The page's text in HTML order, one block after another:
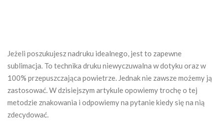
Jeżeli poszukujesz nadruku idealnego, jest to zapewne
sublimacja. To technika druku niewyczuwalna w dotyku oraz w
100% przepuszczająca powietrze. Jednak nie zawsze możemy ją
zastosować. W dzisiejszym artykule opowiemy trochę o tej
metodzie znakowania i odpowiemy na pytanie kiedy się na nią
zdecydować.